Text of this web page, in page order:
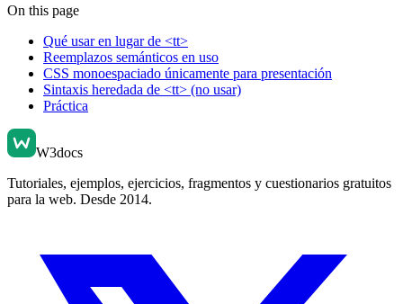
On this page
Qué usar en lugar de <tt>
Reemplazos semánticos en uso
CSS monoespaciado únicamente para presentación
Sintaxis heredada de <tt> (no usar)
Práctica
W3docs
Tutoriales, ejemplos, ejercicios, fragmentos y cuestionarios gratuitos
para la web. Desde 2014.